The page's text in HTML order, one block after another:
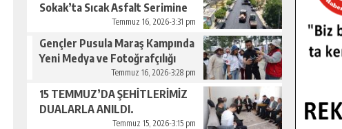
Sokak’ta Sıcak Asfalt Serimine
Temmuz 16, 2026-3:31 pm
Gençler Pusula Maraş Kampında
Yeni Medya ve Fotoğrafçılığı
Temmuz 16, 2026-3:28 pm
15 TEMMUZ’DA ŞEHİTLERİMİZ
DUALARLA ANILDI.
Temmuz 15, 2026-3:15 pm